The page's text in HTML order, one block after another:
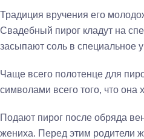
Традиция вручения его
Свадебный пирог кладут на
засыпают соль в специальное
Чаще всего полотенце для
символами всего того, что она
Подают пирог после обряда
жениха. Перед этим родители